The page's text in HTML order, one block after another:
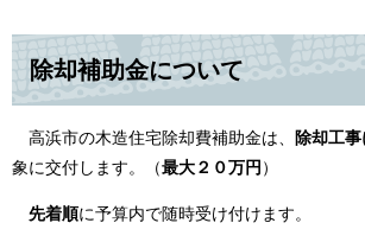
除却補助金について
高浜市の木造住宅除却費補助金は、 除却工
象に交付します。（最大２０万円 ）
先着順に予算内で随時受け付けます。